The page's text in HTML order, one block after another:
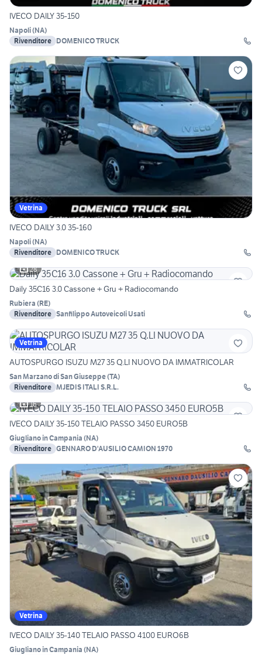
IVECO DAILY 35-150
Napoli(NA)
Rivenditore DOMENICO TRUCK
Vetrina
IVECO DAILY 3.0 35-160
Napoli(NA)
Rivenditore DOMENICO TRUCK
28
Daily 35C16 3.0 Cassone + Gru + Radiocomando
Rubiera (RE)
Rivenditore Sanfilippo Autoveicoli Usati
Vetrina
AUTOSPURGO ISUZU M27 35 Q.LI NUOVO DA IMMATRICOLAR
San Marzano di San Giuseppe(TA)
Rivenditore MJEDIS ITALI S.R.L.
16
IVECO DAILY 35-150 TELAIO PASSO 3450 EURO5B
Giugliano in Campania (NA)
Rivenditore GENNARO D'AUSILIO CAMION 1970
Vetrina
IVECO DAILY 35-140 TELAIO PASSO 4100 EURO6B
Giugliano in Campania (NA)